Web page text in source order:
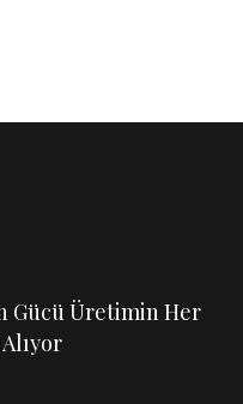
Gücü Üretimin Her